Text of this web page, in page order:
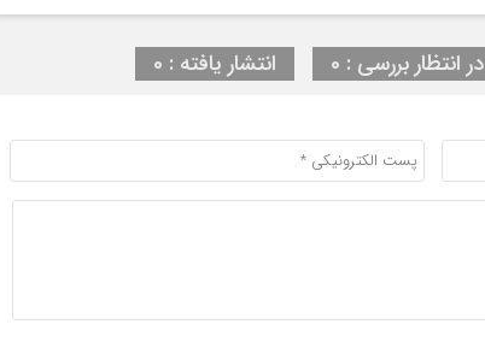
در انتظار بررسی : 0 انتشار یافته : 0